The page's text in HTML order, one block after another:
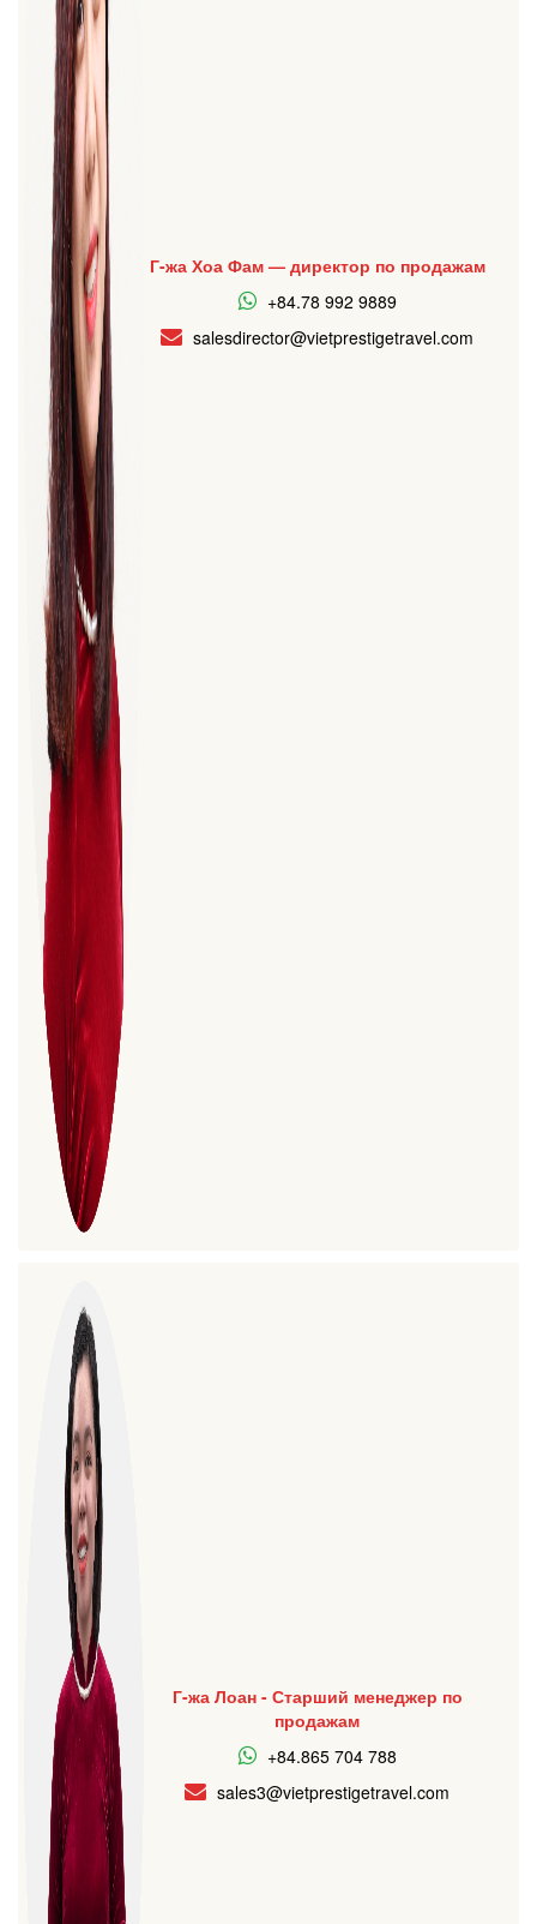
Г-жа Хоа Фам — директор по продажам
+84.78 992 9889
salesdirector@vietprestigetravel.com
Г-жа Лоан - Старший менеджер по
продажам
+84.865 704 788
sales3@vietprestigetravel.com